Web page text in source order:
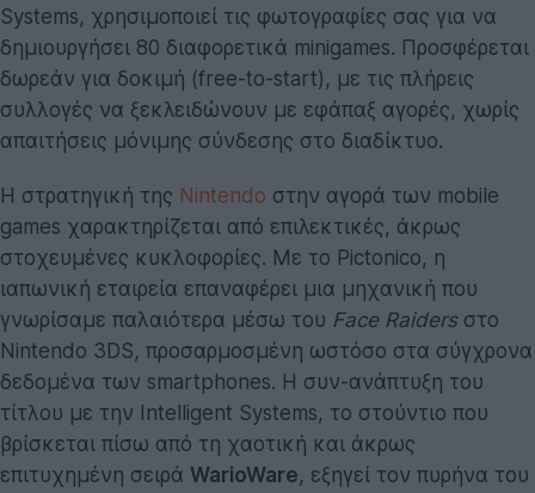
Systems, χρησιμοποιεί τις φωτογραφίες σας για να
δημιουργήσει 80 διαφορετικά minigames. Προσφέρεται
δωρεάν για δοκιμή (free-to-start), με τις πλήρεις
συλλογές να ξεκλειδώνουν με εφάπαξ αγορές, χωρίς
απαιτήσεις μόνιμης σύνδεσης στο διαδίκτυο.
Η στρατηγική της Nintendo στην αγορά των mobile
games χαρακτηρίζεται από επιλεκτικές, άκρως
στοχευμένες κυκλοφορίες. Με το Pictonico, η
ιαπωνική εταιρεία επαναφέρει μια μηχανική που
γνωρίσαμε παλαιότερα μέσω του Face Raidersστο
Nintendo 3DS, προσαρμοσμένη ωστόσο στα σύγχρονα
δεδομένα των smartphones. Η συν-ανάπτυξη του
τίτλου με την Intelligent Systems, το στούντιο που
βρίσκεται πίσω από τη χαοτική και άκρως
επιτυχημένη σειρά WarioWare, εξηγεί τον πυρήνα του